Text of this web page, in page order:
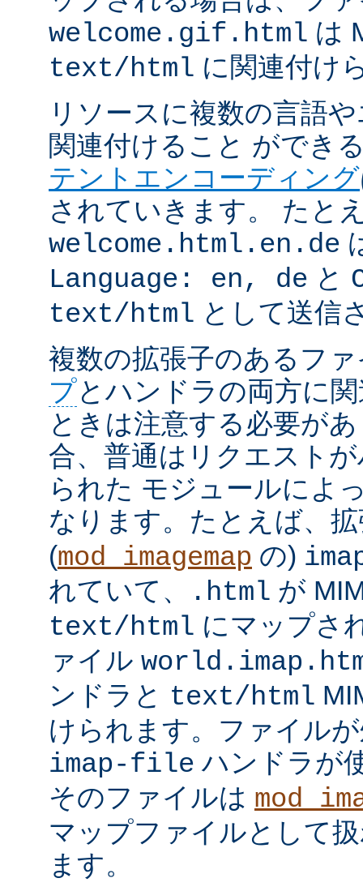
welcome.gif.html は
text/html に関連付け
リソースに複数の言語
関連付けること ができ
テントエンコーディング
されていきます。 たと
welcome.html.en.de
Language: en, de と
text/html として送信
複数の拡張子のあるフ
プとハンドラの両方に
ときは注意する必要が
合、普通はリクエスト
られた モジュールによ
なります。たとえば、
(mod_imagemap の)
れていて、
.html が
text/html にマップさ
ァイル
ンドラと text/html
けられます。ファイル
imap-file ハンドラが
そのファイルは
マップファイルとして
ます。